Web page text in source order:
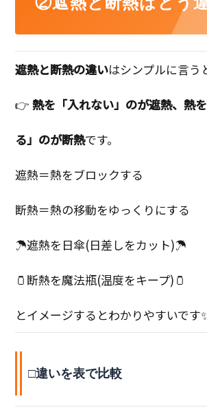
遮熱と断熱の違いはシンプルに言う
👉熱を「入れない」のが遮熱、熱
る」のが断熱です。
遮熱＝熱をブロックする
断熱＝熱の移動をゆっくりにする
☂遮熱を日傘(日差しをカット)☂
🫙断熱を魔法瓶(温度をキープ)🫙
とイメージするとわかりやすいです
□違いを表で比較